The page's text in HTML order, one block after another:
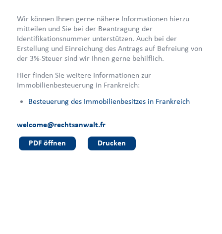
Wir können Ihnen gerne nähere Informationen hierzu
mitteilen und Sie bei der Beantragung der
Identifikationsnummer unterstützen. Auch bei der
Erstellung und Einreichung des Antrags auf Befreiung von
der 3%-Steuer sind wir Ihnen gerne behilflich.
Hier finden Sie weitere Informationen zur
Immobilienbesteuerung in Frankreich:
Besteuerung des Immobilienbesitzes in Frankreich
welcome@rechtsanwalt.fr
PDF öffnen Drucken